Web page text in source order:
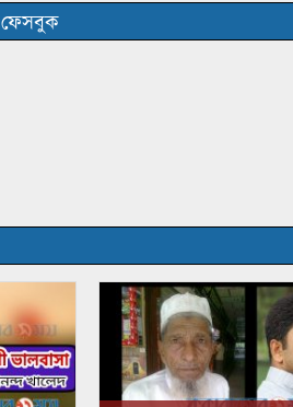
ফেসবুক